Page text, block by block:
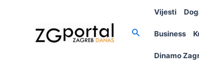
Search
Vijesti
Business
Dinamo